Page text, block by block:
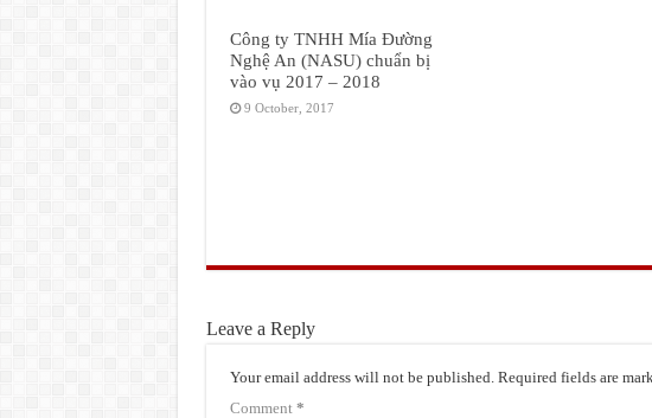
Công ty TNHH Mía Đường
Nghệ An (NASU) chuẩn bị
vào vụ 2017 – 2018
9 October, 2017
Leave a Reply
Your email address will not be published. Required fields are
Comment *